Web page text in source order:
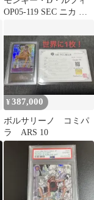
OP05-119 SEC ニカ コ
¥387,000
ボルサリーノ コミパ
ラ ARS 10